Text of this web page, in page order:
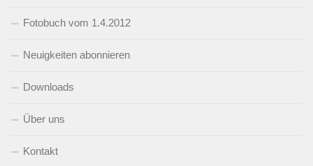
Fotobuch vom 1.4.2012
Neuigkeiten abonnieren
Downloads
Über uns
Kontakt